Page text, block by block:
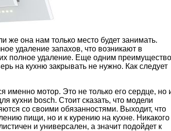
же она нам только место будет занимать.
удаление запахов, что возникают в
полное удаление. Еще одним
на кухню закрывать не нужно. Как следует
именно мотор. Это не только его сердце, но
кухни bosch. Стоит сказать, что модели
со своими обязанностями. Выходит, что
пищи, но и к курению на кухне. Никакого
и универсален, а значит подойдет к